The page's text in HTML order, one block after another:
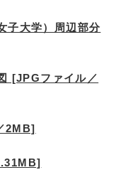
子大学）周辺部分
[JPGファイル／
2MB]